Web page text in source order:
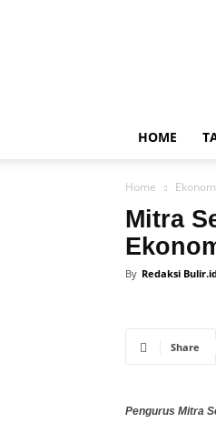
HOME
Home
Mitra
By Redaksi
Share
Pengurus Mitra